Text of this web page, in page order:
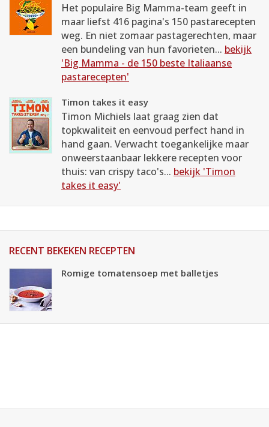
Het populaire Big Mamma-team geeft in
maar liefst 416 pagina's 150 pastarecepten
weg. En niet zomaar pastagerechten, maar
een bundeling van hun favorieten... bekijk
'Big Mamma - de 150 beste Italiaanse
pastarecepten'
Timon takes it easy
Timon Michiels laat graag zien dat
topkwaliteit en eenvoud perfect hand in
hand gaan. Verwacht toegankelijke maar
onweerstaanbaar lekkere recepten voor
thuis: van crispy taco's... bekijk 'Timon
takes it easy'
RECENT BEKEKEN RECEPTEN
Romige tomatensoep met balletjes